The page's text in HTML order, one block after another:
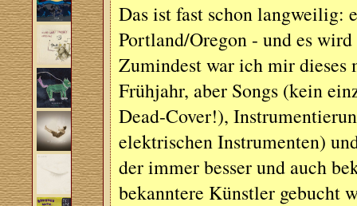
Das ist fast schon langweilig:
Portland/Oregon - und es
Zumindest war ich mir dieses
Frühjahr, aber Songs (kein
Dead-Cover!),
elektrischen Instrumenten)
der immer besser und auch
bekanntere Künstler gebucht